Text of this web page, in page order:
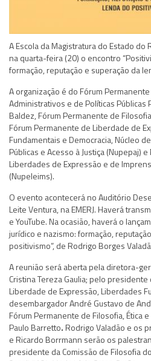
A Escola da Magistratura do Estado do
na quarta-feira (20) o encontro
formação, reputação e superação da
A organização é do Fórum
Administrativos e de Políticas Públicas
Baldez, Fórum Permanente de
Fórum Permanente de Liberdade de
Fundamentais e Democracia, Núcleo
Públicas e Acesso à Justiça (Nupepaj)
Liberdades de Expressão e de
(Nupeleims).
O evento acontecerá no Auditório
Leite Ventura, na EMERJ. Haverá
e YouTube. Na ocasião, haverá o
jurídico e nazismo: formação,
positivismo”, de Rodrigo Borges
A reunião será aberta pela diretora-
Cristina Tereza Gaulia; pelo
Liberdade de Expressão, Liberdades
desembargador André Gustavo de
Fórum Permanente de Filosofia, Ética
Paulo Barretto. Rodrigo Valadão e os
e Ricardo Borrmann serão os
presidente da Comissão de Filosofia